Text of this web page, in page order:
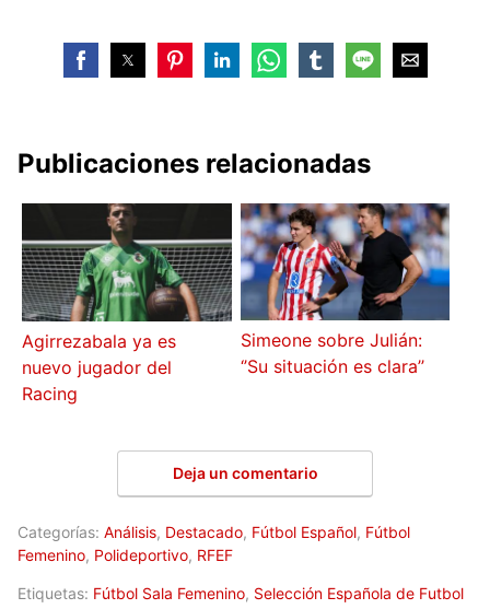
Publicaciones relacionadas
Agirrezabala ya es
nuevo jugador del
Racing
Simeone sobre Julián:
‘’Su situación es clara’’
Deja un comentario
Categorías: Análisis, Destacado, Fútbol Español, Fútbol
Femenino, Polideportivo, RFEF
Etiquetas: Fútbol Sala Femenino, Selección Española de Futbol